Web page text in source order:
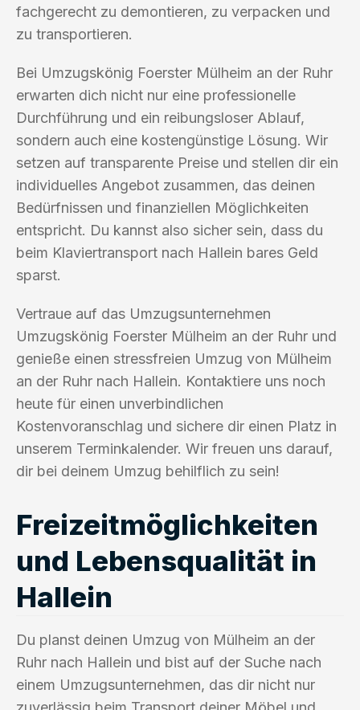
fachgerecht zu demontieren, zu verpacken und
zu transportieren.
Bei Umzugskönig Foerster Mülheim an der Ruhr
erwarten dich nicht nur eine professionelle
Durchführung und ein reibungsloser Ablauf,
sondern auch eine kostengünstige Lösung. Wir
setzen auf transparente Preise und stellen dir ein
individuelles Angebot zusammen, das deinen
Bedürfnissen und finanziellen Möglichkeiten
entspricht. Du kannst also sicher sein, dass du
beim Klaviertransport nach Hallein bares Geld
sparst.
Vertraue auf das Umzugsunternehmen
Umzugskönig Foerster Mülheim an der Ruhr und
genieße einen stressfreien Umzug von Mülheim
an der Ruhr nach Hallein. Kontaktiere uns noch
heute für einen unverbindlichen
Kostenvoranschlag und sichere dir einen Platz in
unserem Terminkalender. Wir freuen uns darauf,
dir bei deinem Umzug behilflich zu sein!
Freizeitmöglichkeiten
und Lebensqualität in
Hallein
Du planst deinen Umzug von Mülheim an der
Ruhr nach Hallein und bist auf der Suche nach
einem Umzugsunternehmen, das dir nicht nur